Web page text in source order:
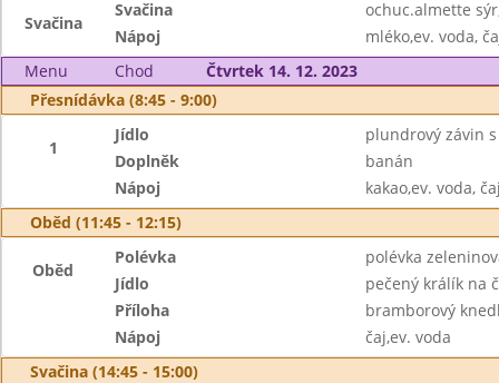
Svačina
Svačina
ochuc.almette
Nápoj
mléko,ev. voda,
Menu
Chod
Čtvrtek 14. 12. 2023
Přesnídávka (8:45 - 9:00)
1
Jídlo
plundrový závin
Doplněk
banán
Nápoj
kakao,ev. voda,
Oběd (11:45 - 12:15)
Oběd
Polévka
polévka
Jídlo
pečený králík na
Příloha
bramborový
Nápoj
čaj,ev. voda
Svačina (14:45 - 15:00)